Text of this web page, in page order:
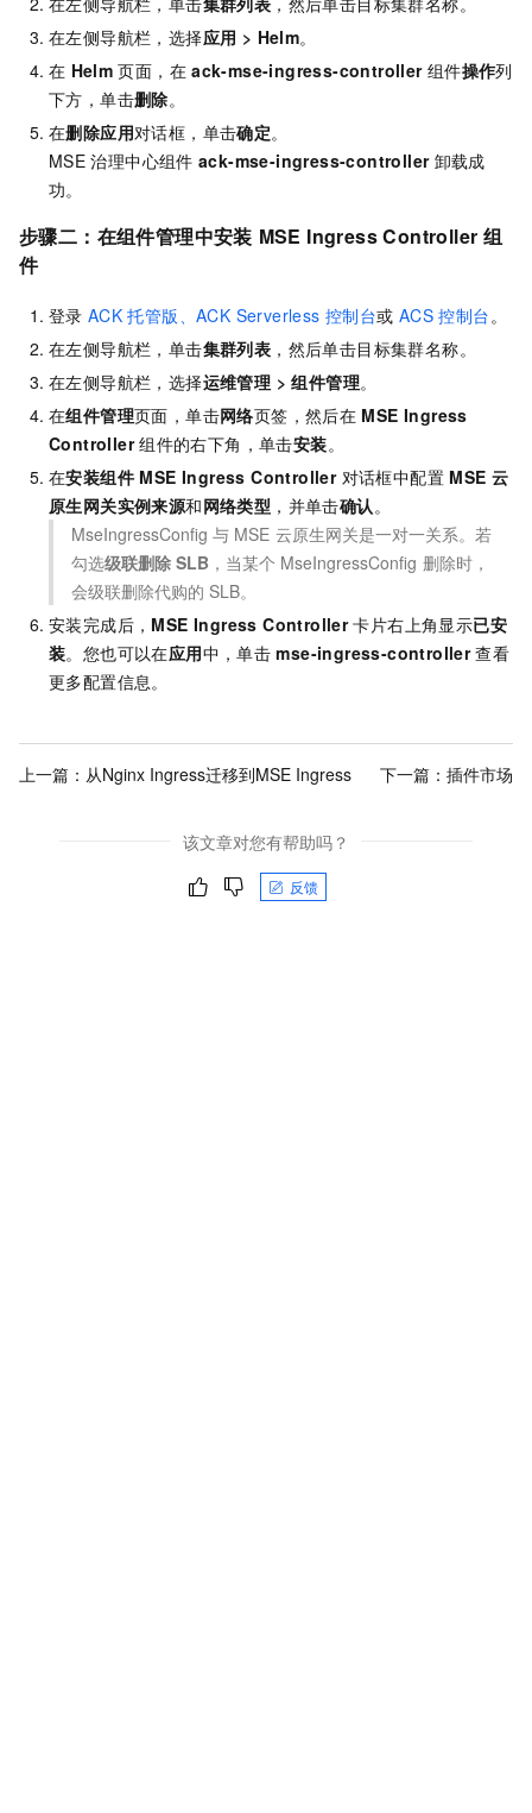
在左侧导航栏，选择应用 > Helm。
在 Helm 页面，在 ack-mse-ingress-controller 组件操作列
下方，单击删除。
在删除应用对话框，单击确定。
MSE 治理中心组件 ack-mse-ingress-controller 卸载成
功。
步骤二：在组件管理中安装 MSE Ingress Controller 组
件
登录 ACK 托管版、ACK Serverless 控制台或 ACS 控制台 。
在左侧导航栏，单击集群列表 ，然后单击目标集群名称。
在左侧导航栏，选择运维管理 >组件管理。
在组件管理页面，单击网络页签，然后在 MSE Ingress
Controller 组件的右下角，单击安装。
在安装组件 MSE Ingress Controller 对话框中配置 MSE 云
原生网关实例来源和网络类型 ，并单击确认 。
MseIngressConfig 与 MSE 云原生网关是一对一关系。若
勾选级联删除 SLB ，当某个 MseIngressConfig 删除时，
会级联删除代购的 SLB。
安装完成后， MSE Ingress Controller 卡片右上角显示已安
装。您也可以在应用中，单击 mse-ingress-controller 查看
更多配置信息。
上一篇： 从Nginx Ingress迁移到MSE Ingress 下一篇： 插件市场
该文章对您有帮助吗？
反馈